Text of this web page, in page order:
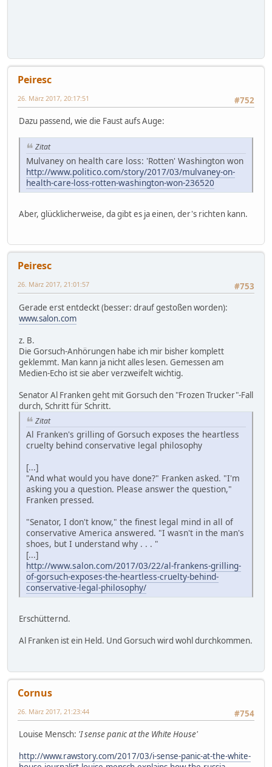
Peiresc
#752
26. März 2017, 20:17:51
Dazu passend, wie die Faust aufs Auge:
Zitat
Mulvaney on health care loss: 'Rotten' Washington won
http://www.politico.com/story/2017/03/mulvaney-on-
health-care-loss-rotten-washington-won-236520
Aber, glücklicherweise, da gibt es ja einen, der's richten kann.
Peiresc
#753
26. März 2017, 21:01:57
Gerade erst entdeckt (besser: drauf gestoßen worden):
www.salon.com
z. B.
Die Gorsuch-Anhörungen habe ich mir bisher komplett
geklemmt. Man kann ja nicht alles lesen. Gemessen am
Medien-Echo ist sie aber verzweifelt wichtig.
Senator Al Franken geht mit Gorsuch den "Frozen Trucker"-Fall
durch, Schritt für Schritt.
Zitat
Al Franken's grilling of Gorsuch exposes the heartless
cruelty behind conservative legal philosophy
[...]
"And what would you have done?" Franken asked. "I'm
asking you a question. Please answer the question,"
Franken pressed.
"Senator, I don't know," the finest legal mind in all of
conservative America answered. "I wasn't in the man's
shoes, but I understand why . . . "
[...]
http://www.salon.com/2017/03/22/al-frankens-grilling-
of-gorsuch-exposes-the-heartless-cruelty-behind-
conservative-legal-philosophy/
Erschütternd.
Al Franken ist ein Held. Und Gorsuch wird wohl durchkommen.
Cornus
#754
26. März 2017, 21:23:44
Louise Mensch: 'I sense panic at the White House'
http://www.rawstory.com/2017/03/i-sense-panic-at-the-white-